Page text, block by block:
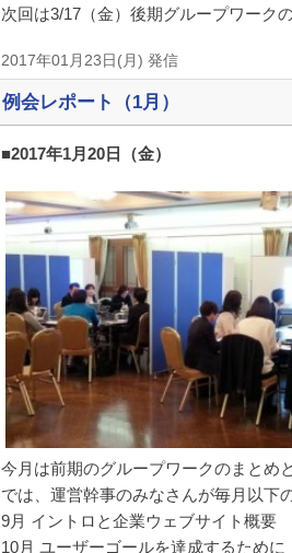
次回は3/17（金）後期グループワーク
2017年01月23日(月) 発信
例会レポート（1月）
■2017年1月20日（金）
今月は前期のグループワークのまとめ
では、運営幹事のみなさんが毎月以下
9月 イントロと企業ウェブサイト概要
10月 ユーザーゴールを達成するために